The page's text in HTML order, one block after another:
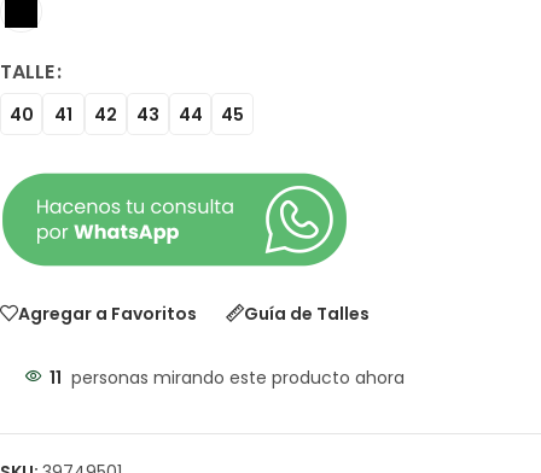
TALLE
40 41 42 43 44 45
Agregar a Favoritos Guía de Talles
11 personas mirando este producto ahora